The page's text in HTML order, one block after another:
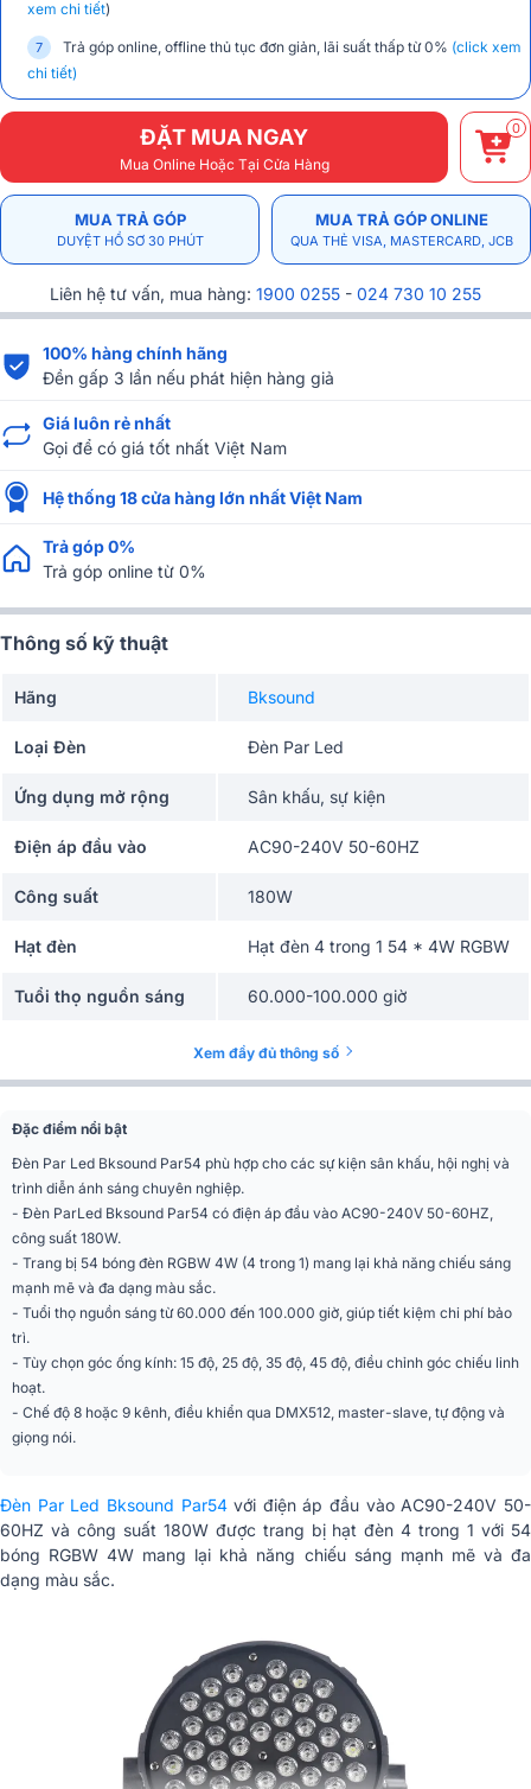
xem chi tiết)
Trả góp online, offline thủ tục đơn giản, lãi suất thấp từ 0% (click xem
chi tiết)
ĐẶT MUA NGAY
Mua Online Hoặc Tại Cửa Hàng
0
MUA TRẢ GÓP
DUYỆT HỒ SƠ 30 PHÚT
MUA TRẢ GÓP ONLINE
QUA THẺ VISA, MASTERCARD, JCB
Liên hệ tư vấn, mua hàng: 1900 0255 - 024 730 10 255
100% hàng chính hãng
Đền gấp 3 lần nếu phát hiện hàng giả
Giá luôn rẻ nhất
Gọi để có giá tốt nhất Việt Nam
Hệ thống 18 cửa hàng lớn nhất Việt Nam
Trả góp 0%
Trả góp online từ 0%
Thông số kỹ thuật
Hãng Bksound
Loại Đèn Đèn Par Led
Ứng dụng mở rộng Sân khấu, sự kiện
Điện áp đầu vào AC90-240V 50-60HZ
Công suất 180W
Hạt đèn Hạt đèn 4 trong 1 54 * 4W RGBW
Tuổi thọ nguồn sáng 60.000-100.000 giờ
15 độ 25 độ 35 độ 45 độ (tùy chọn)
tự hành, điều khiển bằng giọng nói
Vỏ
Nhập khẩu & Phân
phối
SOUND VIỆT NAM và CÔNG TY
BẢO CHÂU
Xem đầy đủ thông số
Đặc điểm nổi bật
Đèn Par Led Bksound Par54 phù hợp cho các sự kiện sân khấu, hội nghị và
trình diễn ánh sáng chuyên nghiệp.
- Đèn ParLed Bksound Par54 có điện áp đầu vào AC90-240V 50-60HZ,
công suất 180W.
- Trang bị 54 bóng đèn RGBW 4W (4 trong 1) mang lại khả năng chiếu sáng
mạnh mẽ và đa dạng màu sắc.
- Tuổi thọ nguồn sáng từ 60.000 đến 100.000 giờ, giúp tiết kiệm chi phí bảo
trì.
- Tùy chọn góc ống kính: 15 độ, 25 độ, 35 độ, 45 độ, điều chỉnh góc chiếu linh
hoạt.
- Chế độ 8 hoặc 9 kênh, điều khiển qua DMX512, master-slave, tự động và
giọng nói.
Đèn Par Led Bksound Par54với điện áp đầu vào AC90-240V 50-
60HZ và công suất 180W được trang bị hạt đèn 4 trong 1 với 54
bóng RGBW 4W mang lại khả năng chiếu sáng mạnh mẽ và đa
dạng màu sắc.